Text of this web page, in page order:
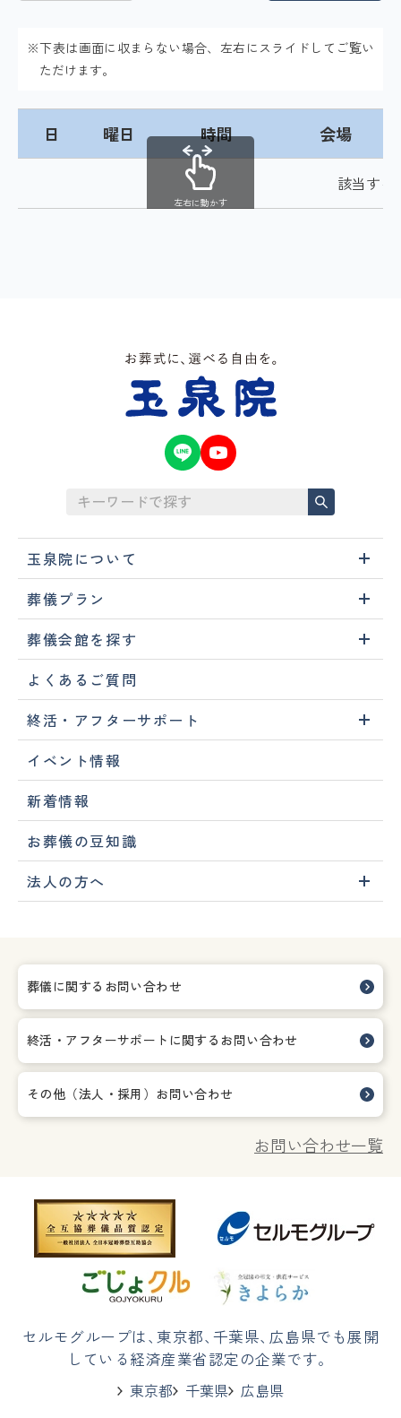
※下表は画面に収まらない場合、左右にスライドしてご覧い
ただけます。
日 曜日 時間 会場
該当する
左右に動かす
玉泉院について
葬儀プラン
葬儀会館を探す
よくあるご質問
終活・アフターサポート
イベント情報
新着情報
お葬儀の豆知識
法人の方へ
葬儀に関するお問い合わせ
終活・アフターサポートに関する お問い合わせ
その他（法人・採用）お問い合わせ
お問い合わせ一覧
セルモグループは、東京都、 千葉県、 広島県でも展開
している経済産業省認定の企業です。
東京都
千葉県 広島県